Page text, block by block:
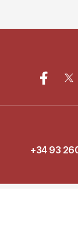
+34 93